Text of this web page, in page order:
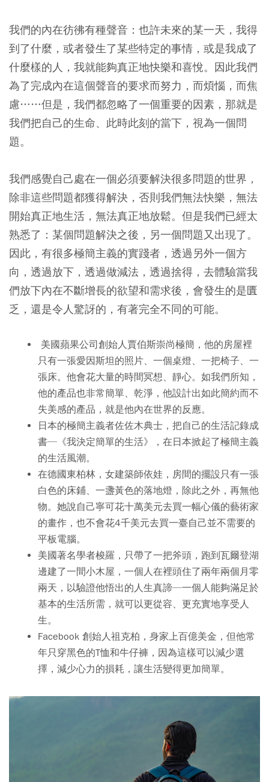
我們的內在彷彿有種聲音：也許未來的某一天，我得
到了什麼，或者發生了某些特定的事情，或是我成了
什麼樣的人，我就能夠真正地快樂和喜悅。因此我們
為了完成內在這個聲音的要求而努力，而煩惱，而焦
慮……但是，我們都忽略了一個重要的因素，那就是
我們把自己的生命、此時此刻的當下，視為一個問
題。
我們感覺自己處在一個必須要解決很多問題的世界，
除非這些問題都獲得解決，否則我們無法快樂，無法
開始真正地生活，無法真正地放鬆。但是我們已經太
熟悉了：某個問題解決之後，另一個問題又出現了。
因此，有很多極簡主義的實踐者，透過另外一個方
向，透過放下，透過做減法，透過捨得，去體驗當我
們放下內在不斷增長的欲望和需求後，會發生的是匱
乏，還是令人驚訝的，有著完全不同的可能。
美國蘋果公司創始人賈伯斯崇尚極簡，他的房屋裡
只有一張愛因斯坦的照片、一個桌燈、一把椅子、一
張床。他會花大量的時間冥想、靜心。如我們所知，
他的產品也非常簡單、乾淨，他設計出如此簡約而不
失美感的產品，就是他內在世界的反應。
日本的極簡主義者佐佐木典士，把自己的生活記錄成
書─《我決定簡單的生活》，在日本掀起了極簡主義
的生活風潮。
在德國東柏林，女建築師依娃，房間的擺設只有一張
白色的床鋪、一盞黃色的落地燈，除此之外，再無他
物。她說自己寧可花十萬美元去買一幅心儀的藝術家
的畫作，也不會花4千美元去買一臺自己並不需要的
平板電腦。
美國著名學者梭羅，只帶了一把斧頭，跑到瓦爾登湖
邊建了一間小木屋，一個人在裡頭住了兩年兩個月零
兩天，以驗證他悟出的人生真諦─一個人能夠滿足於
基本的生活所需，就可以更從容、更充實地享受人
生。
Facebook 創始人祖克柏，身家上百億美金，但他常
年只穿黑色的T恤和牛仔褲，因為這樣可以減少選
擇，減少心力的損耗，讓生活變得更加簡單。